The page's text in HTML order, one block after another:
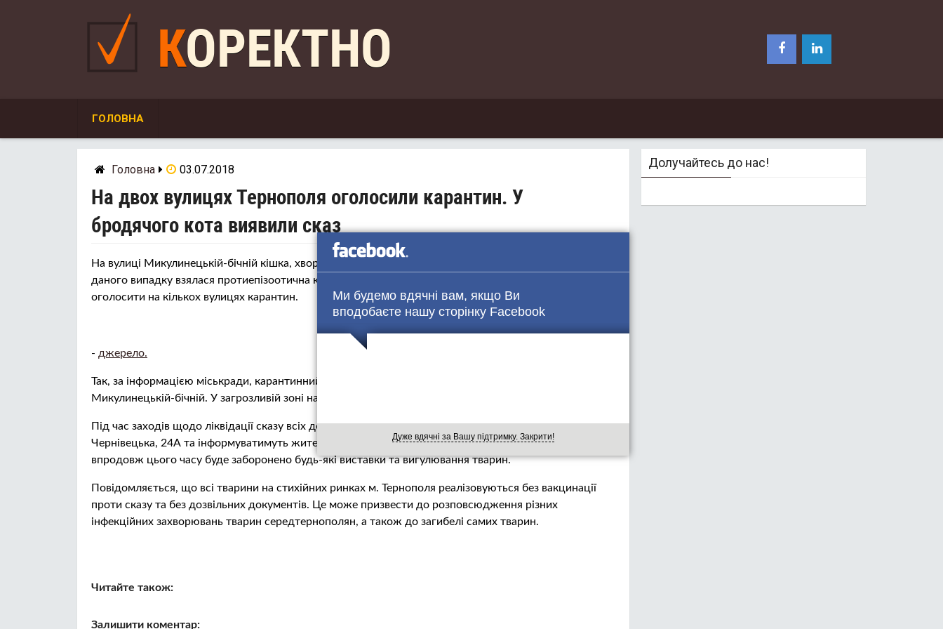
Ми будемо вдячні вам, якщо Ви
вподобаєте нашу сторінку Facebook
Дуже вдячні за Вашу підтримку. Закрити!
КОРЕКТНО
ГОЛОВНА
Головна 03.07.2018
На двох вулицях Тернополя оголосили карантин. У
бродячого кота виявили сказ
На вулиці Микулинецькій-бічній кішка, хвора на сказ, покусала тернополянку. За розслідування
даного випадку взялася протиепізоотична комісія. Після аналізів засідання члени комісії вирішили
оголосити на кількох вулицях карантин.
- джерело.
Так, за інформацією міськради, карантинний режим оголошено на вул. Микулинецькій та
Микулинецькій-бічній. У загрозливій зоні наразі знаходяться вулиці Фестивальна та Молодіжна.
Під час заходів щодо ліквідації сказу всіх домашніх тварин вакцинуватимуть, за адресою вул.
Чернівецька, 24А та інформуватимуть жителів щодо заходів попередження сказу. А також,
впродовж цього часу буде заборонено будь-які виставки та вигулювання тварин.
Повідомляється, що всі тварини на стихійних ринках м. Тернополя реалізовуються без вакцинації
проти сказу та без дозвільних документів. Це може призвести до розповсюдження різних
інфекційних захворювань тварин середтернополян, а також до загибелі самих тварин.
Читайте також:
Залишити коментар:
Долучайтесь до нас!